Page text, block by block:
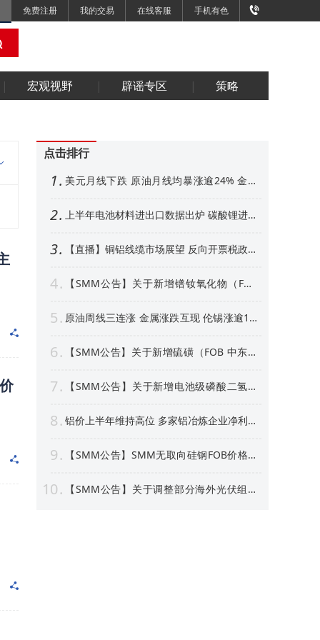
免费注册 我的交易 在线客服 手机有色
宏观视野 辟谣专区 策略
点击排行
1
美元月线下跌 原油月线均暴涨逾24% 金属
2 上半年电池材料进出口数据出炉 碳酸锂进口
3
【直播】铜铝线缆市场展望 反向开票税政形
4
【SMM公告】关于新增镨钕氧化物（FOB
5
原油周线三连涨 金属涨跌互现 伦锡涨逾1%
6
【SMM公告】关于新增硫磺（FOB 中东）
7
【SMM公告】关于新增电池级磷酸二氢锂
8 铝价上半年维持高位 多家铝冶炼企业净利预
9
【SMM公告】SMM无取向硅钢FOB价格点
10
【SMM公告】关于调整部分海外光伏组件